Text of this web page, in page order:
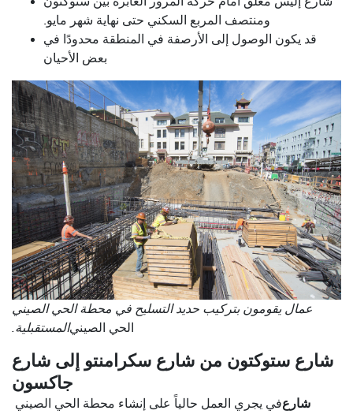
ومنتصف المربع السكني حتى نهاية شهر مايو.
قد يكون الوصول إلى الأرصفة في المنطقة محدودًا في
بعض الأحيان
عمال يقومون بتركيب حديد التسليح في محطة الحي الصيني
المستقبلية.الحي الصيني
شارع ستوكتون من شارع سكرامنتو إلى شارع
جاكسون
يجري العمل حالياً على إنشاء محطة الحي الصيني فيشارع